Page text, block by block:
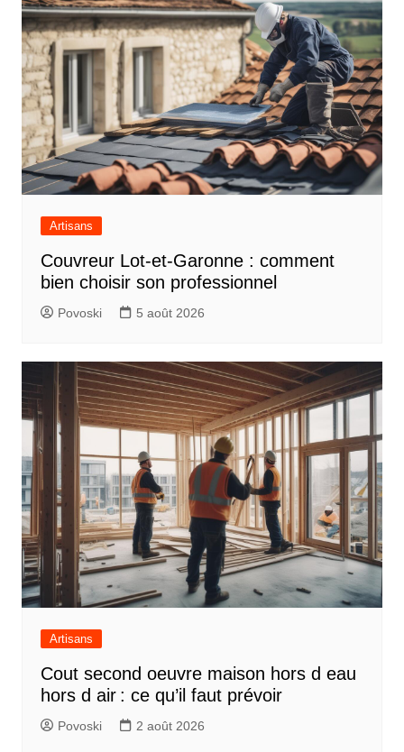
Artisans
Couvreur Lot-et-Garonne : comment
bien choisir son professionnel
Povoski 5 août 2026
Artisans
Cout second oeuvre maison hors d eau
hors d air : ce qu’il faut prévoir
Povoski 2 août 2026